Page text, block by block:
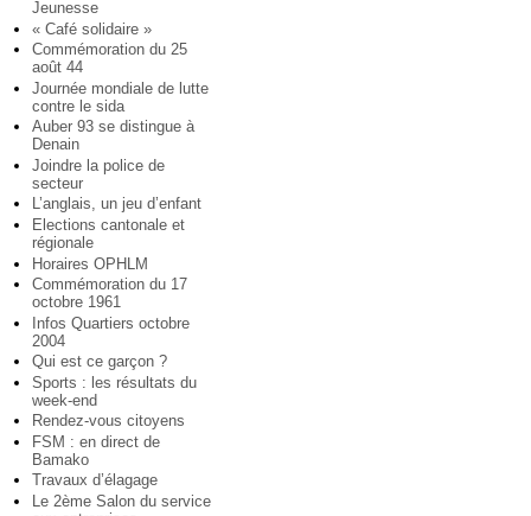
Jeunesse
« Café solidaire »
Commémoration du 25
août 44
Journée mondiale de lutte
contre le sida
Auber 93 se distingue à
Denain
Joindre la police de
secteur
L’anglais, un jeu d’enfant
Elections cantonale et
régionale
Horaires OPHLM
Commémoration du 17
octobre 1961
Infos Quartiers octobre
2004
Qui est ce garçon ?
Sports : les résultats du
week-end
Rendez-vous citoyens
FSM : en direct de
Bamako
Travaux d’élagage
Le 2ème Salon du service